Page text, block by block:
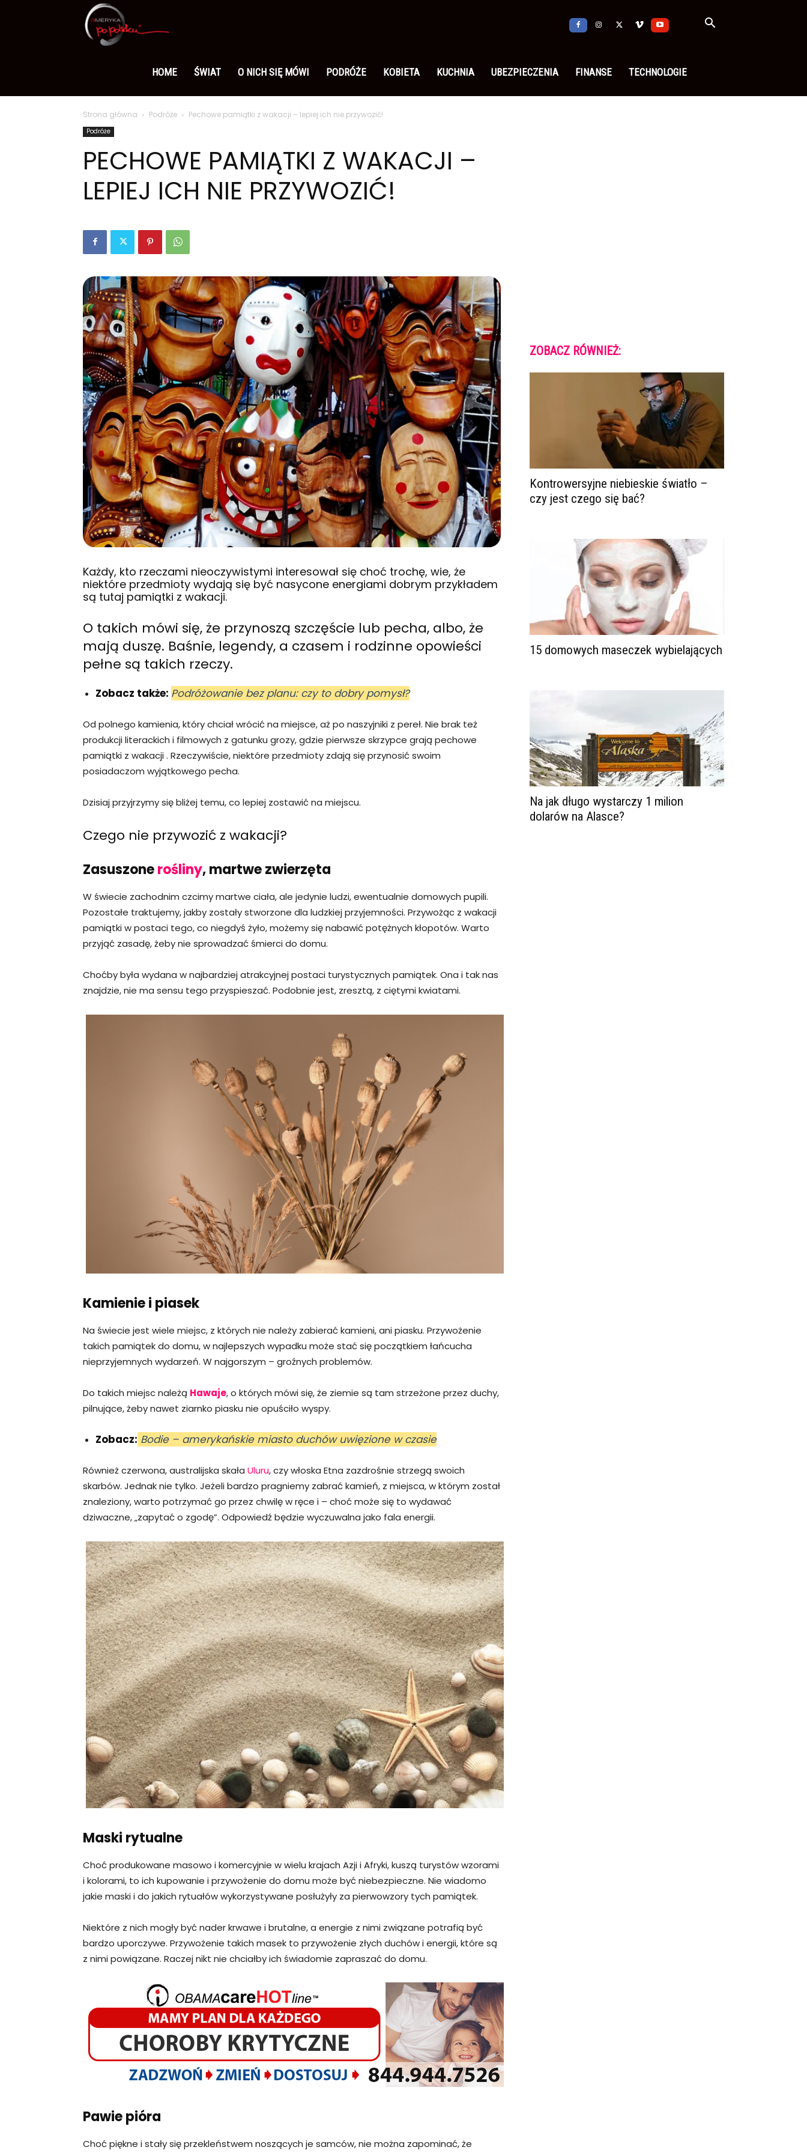
po
polsku
HOME ŚWIAT O NICH SIĘ MÓWI PODRÓŻE KOBIETA KUCHNIA UBEZPIECZENIA FINANSE TECHNOLOGIE
Strona główna Podróże Pechowe pamiątki z wakacji – lepiej ich nie przywozić!
Podróże
PECHOWE PAMIĄTKI Z WAKACJI –
LEPIEJ ICH NIE PRZYWOZIĆ!
Każdy, kto rzeczami nieoczywistymi interesował się choć trochę, wie, że
niektóre przedmioty wydają się być nasycone energiami dobrym przykładem
są tutaj pamiątki z wakacji.
O takich mówi się, że przynoszą szczęście lub pecha, albo, że
mają duszę. Baśnie, legendy, a czasem i rodzinne opowieści
pełne są takich rzeczy.
Zobacz także: Podróżowanie bez planu: czy to dobry pomysł?
Od polnego kamienia, który chciał wrócić na miejsce, aż po naszyjniki z pereł. Nie brak też
produkcji literackich i filmowych z gatunku grozy, gdzie pierwsze skrzypce grają pechowe
pamiątki z wakacji . Rzeczywiście, niektóre przedmioty zdają się przynosić swoim
posiadaczom wyjątkowego pecha.
Dzisiaj przyjrzymy się bliżej temu, co lepiej zostawić na miejscu.
Czego nie przywozić z wakacji?
Zasuszonerośliny, martwe zwierzęta
W świecie zachodnim czcimy martwe ciała, ale jedynie ludzi, ewentualnie domowych pupili.
Pozostałe traktujemy, jakby zostały stworzone dla ludzkiej przyjemności. Przywożąc z wakacji
pamiątki w postaci tego, co niegdyś żyło, możemy się nabawić potężnych kłopotów. Warto
przyjąć zasadę, żeby nie sprowadzać śmierci do domu.
Choćby była wydana w najbardziej atrakcyjnej postaci turystycznych pamiątek. Ona i tak nas
znajdzie, nie ma sensu tego przyspieszać. Podobnie jest, zresztą, z ciętymi kwiatami.
Kamienie i piasek
Na świecie jest wiele miejsc, z których nie należy zabierać kamieni, ani piasku. Przywożenie
takich pamiątek do domu, w najlepszych wypadku może stać się początkiem łańcucha
nieprzyjemnych wydarzeń. W najgorszym – groźnych problemów.
Do takich miejsc należą Hawaje, o których mówi się, że ziemie są tam strzeżone przez duchy,
pilnujące, żeby nawet ziarnko piasku nie opuściło wyspy.
Zobacz: Bodie – amerykańskie miasto duchów uwięzione w czasie
Również czerwona, australijska skała Uluru, czy włoska Etna zazdrośnie strzegą swoich
skarbów. Jednak nie tylko. Jeżeli bardzo pragniemy zabrać kamień, z miejsca, w którym został
znaleziony, warto potrzymać go przez chwilę w ręce i – choć może się to wydawać
dziwaczne, „zapytać o zgodę”. Odpowiedź będzie wyczuwalna jako fala energii.
Maski rytualne
Choć produkowane masowo i komercyjnie w wielu krajach Azji i Afryki, kuszą turystów wzorami
i kolorami, to ich kupowanie i przywożenie do domu może być niebezpieczne. Nie wiadomo
jakie maski i do jakich rytuałów wykorzystywane posłużyły za pierwowzory tych pamiątek.
Niektóre z nich mogły być nader krwawe i brutalne, a energie z nimi związane potrafią być
bardzo uporczywe. Przywożenie takich masek to przywożenie złych duchów i energii, które są
z nimi powiązane. Raczej nikt nie chciałby ich świadomie zapraszać do domu.
Pawie pióra
Choć piękne i stały się przekleństwem noszących je samców, nie można zapominać, że
ZOBACZ RÓWNIEŻ:
Kontrowersyjne niebieskie światło –
czy jest czego się bać?
15 domowych maseczek wybielających
Na jak długo wystarczy 1 milion
dolarów na Alasce?